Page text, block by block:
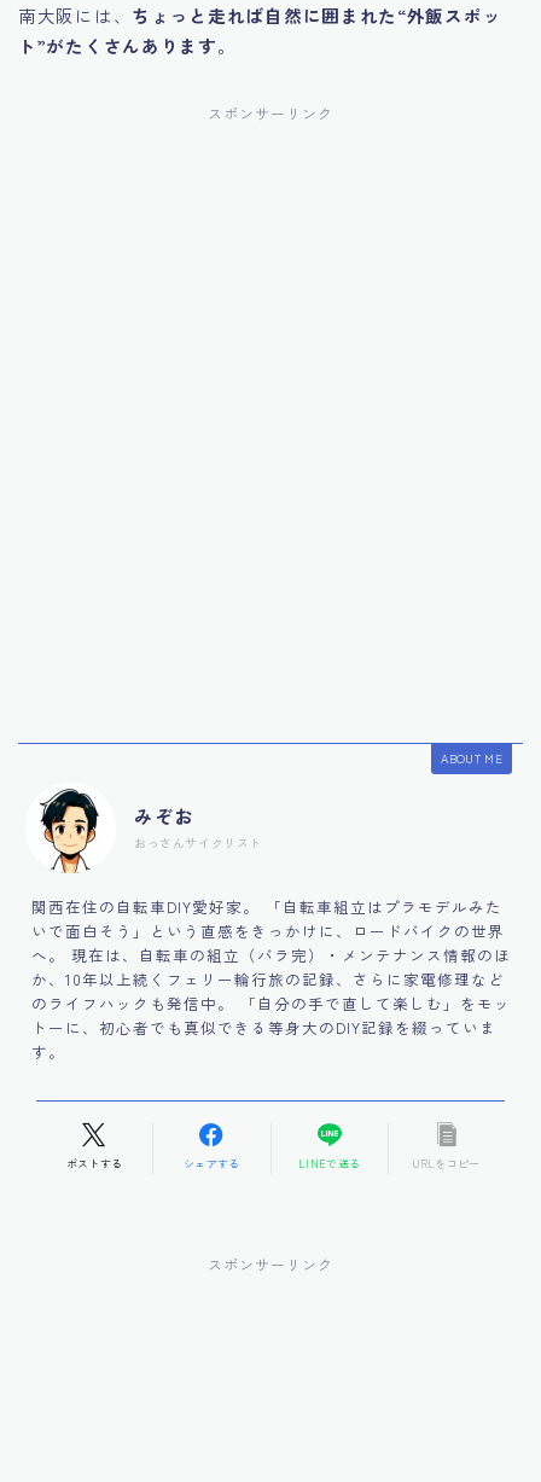
南大阪には、 ちょっと走れば自然に囲まれた“外飯スポッ
ト”がたくさんあります。
スポンサーリンク
ABOUT ME
みぞお
おっさんサイクリスト
関西在住の自転車DIY愛好家。 「自転車組立はプラモデルみた
いで面白そう」という直感をきっかけに、ロードバイクの世界
へ。 現在は、自転車の組立（バラ完）・メンテナンス情報のほ
か、10年以上続くフェリー輪行旅の記録、さらに家電修理など
のライフハックも発信中。 「自分の手で直して楽しむ」をモッ
トーに、初心者でも真似できる等身大のDIY記録を綴っていま
す。
ポストする シェアする LINEで送る URLをコピー
スポンサーリンク